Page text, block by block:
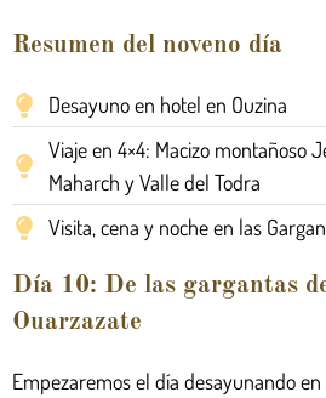
Resumen del noveno día
Desayuno en hotel en Ouzina
Viaje en 4×4: Macizo montañoso
Maharch y Valle del Todra
Visita, cena y noche en las
Día 10: De las gargantas
Ouarzazate
Empezaremos el día desayunando